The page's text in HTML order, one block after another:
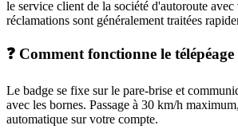
le service client de la société d'autoroute
réclamations sont généralement traitées
❓ Comment fonctionne le télépéage
Le badge se fixe sur le pare-brise et
avec les bornes. Passage à 30 km/h
automatique sur votre compte.